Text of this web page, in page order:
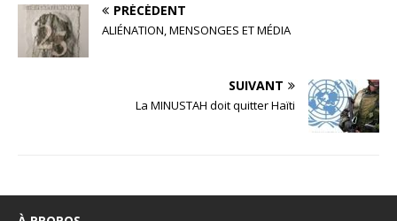
PRÉCÉDENT
ALIÉNATION, MENSONGES ET MÉDIA
SUIVANT
La MINUSTAH doit quitter Haïti